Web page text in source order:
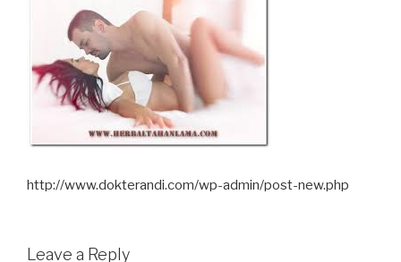
http://www.dokterandi.com/wp-admin/post-new.php
Leave a Reply